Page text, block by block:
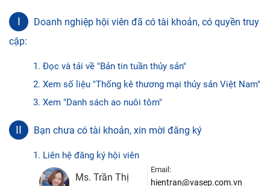
I
Doanh nghiệp hội viên đã có tài khoản, có quyền truy
cập:
1. Đọc và tải về "Bản tin tuần thủy sản"
2. Xem số liệu "Thống kê thương mại thủy sản Việt Nam"
3. Xem "Danh sách ao nuôi tôm"
II Bạn chưa có tài khoản, xin mời đăng ký
1. Liên hệ đăng ký hội viên
Ms. Trần Thị
Email:
hientran@vasep.com.vn